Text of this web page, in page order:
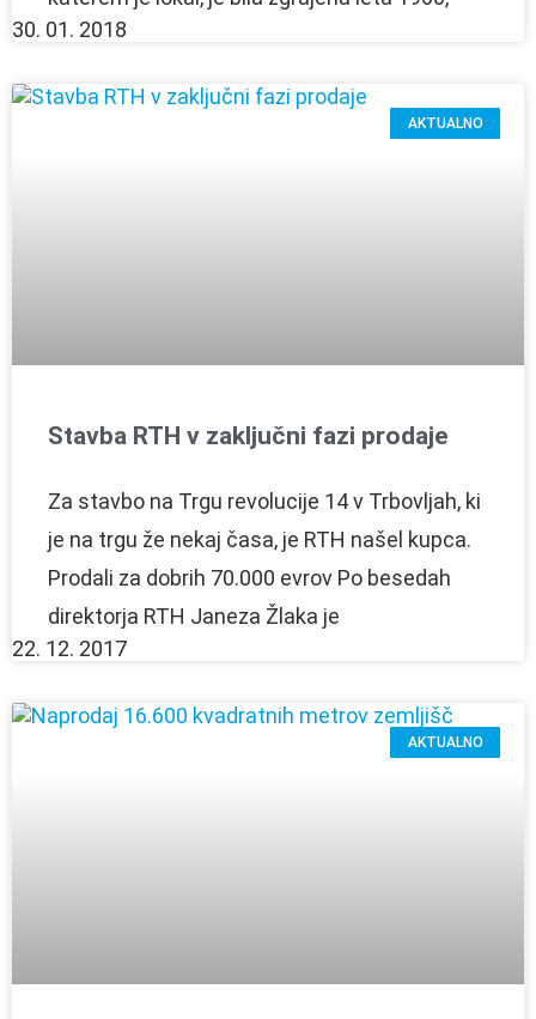
30. 01. 2018
AKTUALNO
Stavba RTH v zaključni fazi prodaje
Za stavbo na Trgu revolucije 14 v Trbovljah, ki
je na trgu že nekaj časa, je RTH našel kupca.
Prodali za dobrih 70.000 evrov Po besedah
direktorja RTH Janeza Žlaka je
22. 12. 2017
AKTUALNO